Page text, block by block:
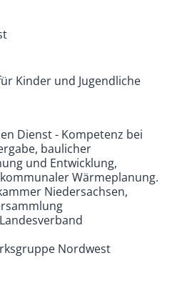
Kinder und Jugendliche
Dienst - Kompetenz bei
baulicher
und Entwicklung,
Wärmeplanung.
Niedersachsen,
Nordwest